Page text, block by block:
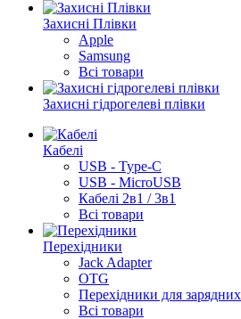
Захисні Плівки
Apple
Samsung
Всі товари
Захисні гідрогелеві плівки
Кабелі
USB - Type-C
USB - MicroUSB
Кабелі 2в1 / 3в1
Всі товари
Перехідники
Jack Adapter
OTG
Перехідники для
Всі товари